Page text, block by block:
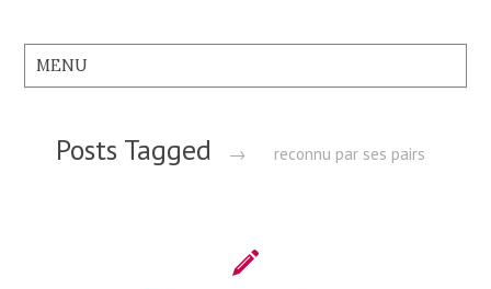
Posts Tagged → reconnu par ses pairs